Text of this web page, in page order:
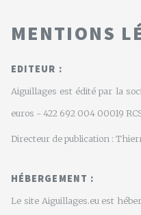
MENTIONS
EDITEUR :
Aiguillages est édité par la
euros - 422 692 004 00019
Directeur de publication :
HÉBERGEMENT :
Le site Aiguillages.eu est